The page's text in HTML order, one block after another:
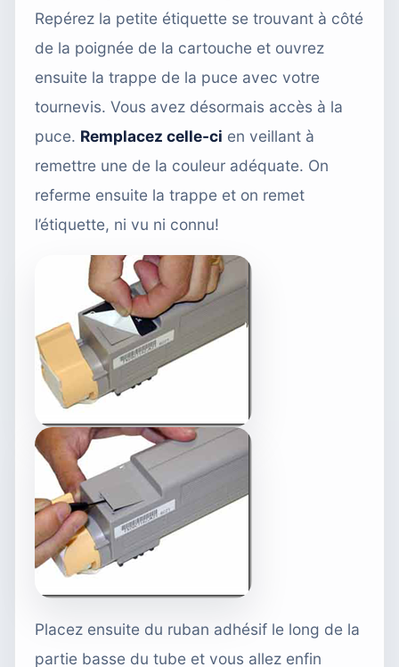
Repérez la petite étiquette se trouvant à côté
de la poignée de la cartouche et ouvrez
ensuite la trappe de la puce avec votre
tournevis. Vous avez désormais accès à la
puce. Remplacez celle-ci en veillant à
remettre une de la couleur adéquate. On
referme ensuite la trappe et on remet
l’étiquette, ni vu ni connu!
Placez ensuite du ruban adhésif le long de la
partie basse du tube et vous allez enfin